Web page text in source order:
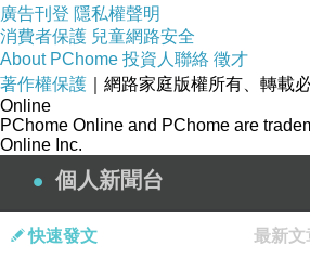
廣告刊登 隱私權聲明
消費者保護 兒童網路安全
About PChome 投資人聯絡 徵才
著作權保護 ｜網路家庭版權所有、轉載
Online
PChome Online and PChome are
Online Inc.
個人新聞台
快速發文 最新文